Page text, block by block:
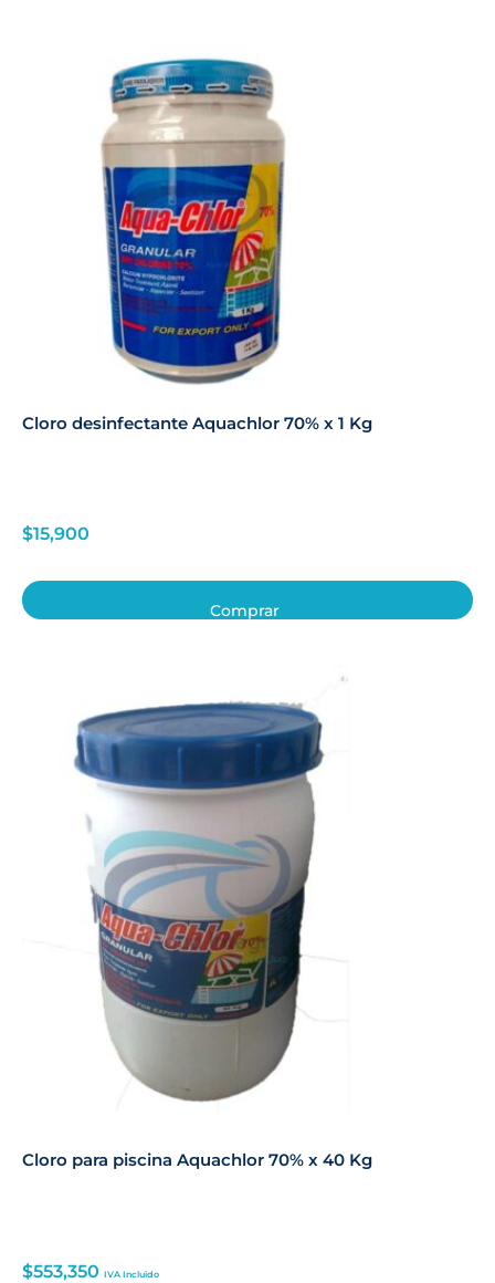
Cloro desinfectante Aquachlor 70% x 1 Kg
$15,900
Comprar
Cloro para piscina Aquachlor 70% x 40 Kg
$553,350 IVA Incluido